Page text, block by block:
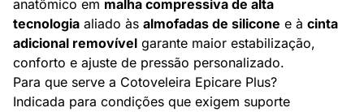
anatômico em malha compressiva de alta
tecnologia aliado às almofadas de silicone e à cinta
adicional removível garante maior estabilização,
conforto e ajuste de pressão personalizado.
Para que serve a Cotoveleira Epicare Plus?
Indicada para condições que exigem suporte